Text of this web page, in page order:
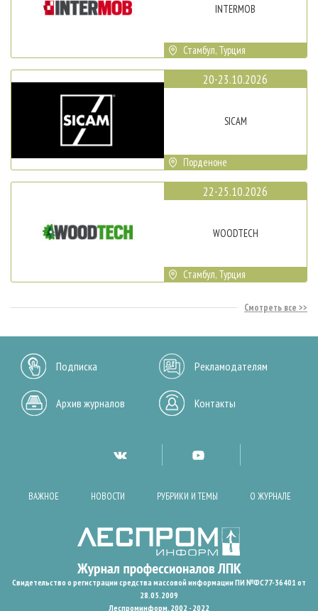
INTERMOB
Стамбул, Турция
20-23.10.2026
SICAM
Порденоне
22-25.10.2026
WOODTECH
Стамбул, Турция
Смотреть все
Подписка Рекламодателям
Архив журналов Контакты
ВАЖНОЕ НОВОСТИ РУБРИКИ И ТЕМЫ О ЖУРНАЛЕ
Свидетельство о регистрации средства массовой информации ПИ №ФС77-36401 от
28.05.2009
Леспроминформ. 2002 - 2022